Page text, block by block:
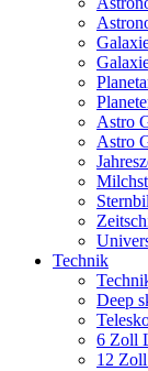
Astro
Astro
Technik
Deep
6 Zoll
12